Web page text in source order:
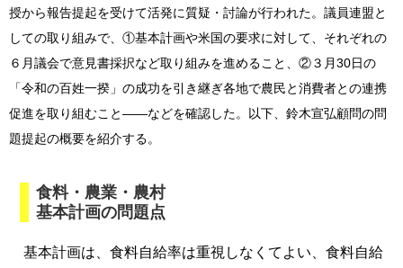
授から報告提起を受けて活発に質疑・討論が行われた。議員連盟と
しての取り組みで、①基本計画や米国の要求に対して、それぞれの
６月議会で意見書採択など取り組みを進めること、②３月30日の
「令和の百姓一揆」の成功を引き継ぎ各地で農民と消費者との連携
促進を取り組むこと――などを確認した。以下、鈴木宣弘顧問の問
題提起の概要を紹介する。
食料・農業・農村
基本計画の問題点
基本計画は、食料自給率は重視しなくてよい、食料自給